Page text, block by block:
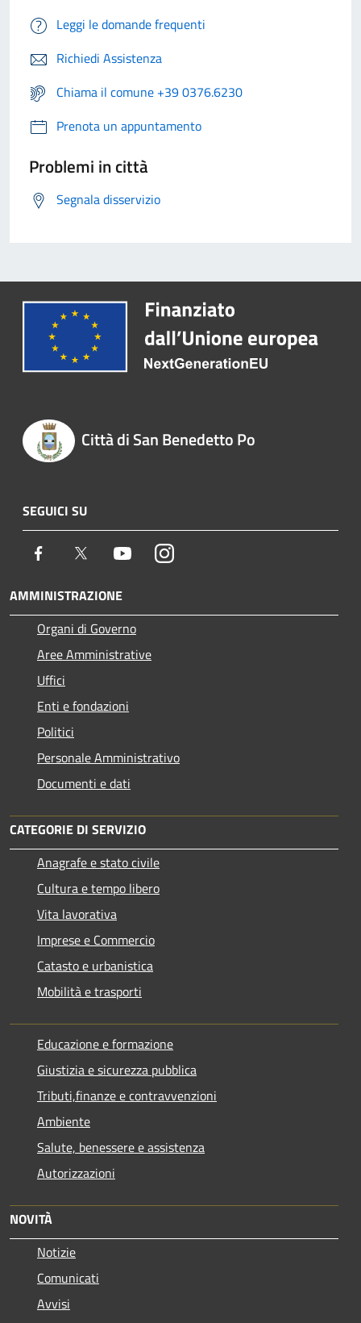
Leggi le domande frequenti
Richiedi Assistenza
Chiama il comune +39 0376.6230
Prenota un appuntamento
Problemi in città
Segnala disservizio
Città di San Benedetto Po
SEGUICI SU
Facebook Twitter YoutubeInstagram
AMMINISTRAZIONE
Organi di Governo
Aree Amministrative
Uffici
Enti e fondazioni
Politici
Personale Amministrativo
Documenti e dati
CATEGORIE DI SERVIZIO
Anagrafe e stato civile
Cultura e tempo libero
Vita lavorativa
Imprese e Commercio
Catasto e urbanistica
Mobilità e trasporti
Educazione e formazione
Giustizia e sicurezza pubblica
Tributi,finanze e contravvenzioni
Ambiente
Salute, benessere e assistenza
Autorizzazioni
NOVITÀ
Notizie
Comunicati
Avvisi